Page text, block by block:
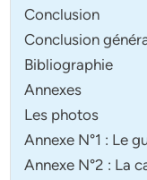
Conclusion
Conclusion
Bibliographie
Annexes
Les photos
Annexe N°1 : Le
Annexe N°2 : La